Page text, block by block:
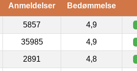
Anmeldelser Bedømmelse
5857 4,9
35985 4,9
2891 4,8